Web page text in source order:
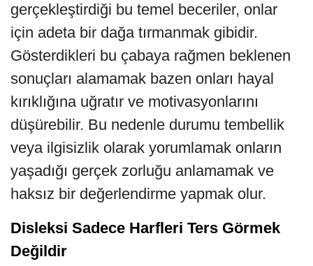
gerçekleştirdiği bu temel beceriler, onlar
için adeta bir dağa tırmanmak gibidir.
Gösterdikleri bu çabaya rağmen beklenen
sonuçları alamamak bazen onları hayal
kırıklığına uğratır ve motivasyonlarını
düşürebilir. Bu nedenle durumu tembellik
veya ilgisizlik olarak yorumlamak onların
yaşadığı gerçek zorluğu anlamamak ve
haksız bir değerlendirme yapmak olur.
Disleksi Sadece Harfleri Ters Görmek
Değildir